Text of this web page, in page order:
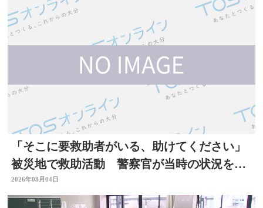
「そこに要救助者がいる、助けてください」
被災地で救助活動 警察官が当時の状況を語
る 大分
2026年08月04日